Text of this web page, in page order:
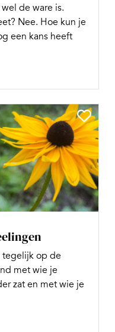
de ware is.
Nee. Hoe kun je
een kans heeft
tegelijk op de
met wie je
zat en met wie je